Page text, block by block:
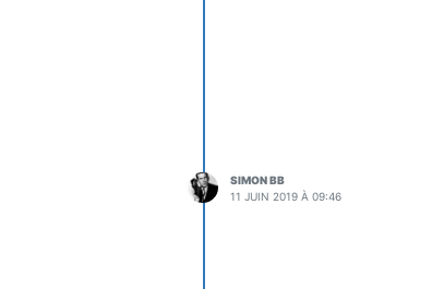
SIMON BB
11 JUIN 2019 À 09:46